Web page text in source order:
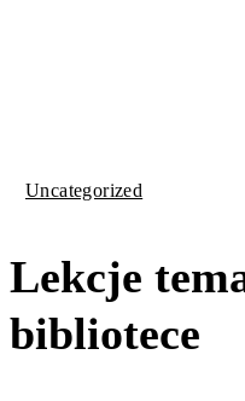
Uncategorized
Lekcje
bibliotece